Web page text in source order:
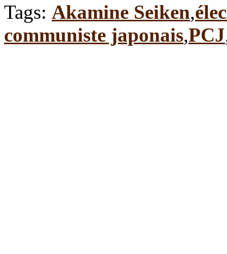
Tags: Akamine Seiken,
communiste japonais,PCJ